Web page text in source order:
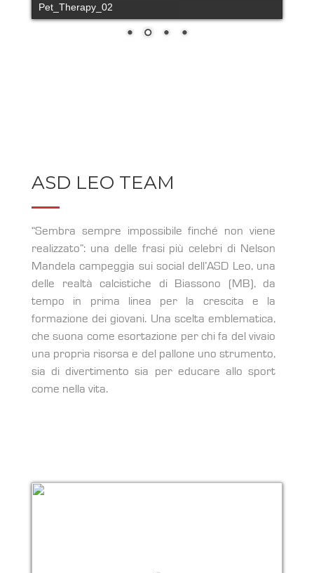
Pet_Therapy_02
ASD LEO TEAM
“Sembra sempre impossibile finché non viene
realizzato”: una delle frasi più celebri di Nelson
Mandela campeggia sui social dell’ASD Leo, una
delle realtà calcistiche di Biassono (MB), da
tempo in prima linea per la crescita e la
formazione dei giovani. Una scelta emblematica,
che suona come esortazione per chi fa del vivaio
una propria risorsa e del pallone uno strumento,
sia di divertimento sia per educare allo sport
come nella vita.